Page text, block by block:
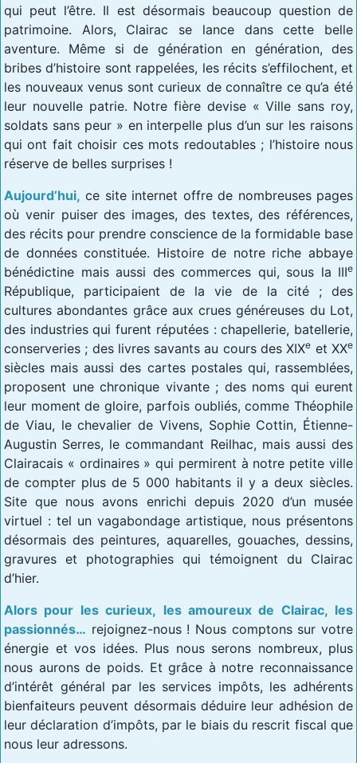
qui peut l’être. Il est désormais beaucoup question de
patrimoine. Alors, Clairac se lance dans cette belle
aventure. Même si de génération en génération, des
bribes d’histoire sont rappelées, les récits s’effilochent, et
les nouveaux venus sont curieux de connaître ce qu’a été
leur nouvelle patrie. Notre fière devise « Ville sans roy,
soldats sans peur » en interpelle plus d’un sur les raisons
qui ont fait choisir ces mots redoutables ; l’histoire nous
réserve de belles surprises !
Aujourd’hui, ce site internet offre de nombreuses pages
où venir puiser des images, des textes, des références,
des récits pour prendre conscience de la formidable base
de données constituée. Histoire de notre riche abbaye
bénédictine mais aussi des commerces qui, sous la IIIe
République, participaient de la vie de la cité ; des
cultures abondantes grâce aux crues généreuses du Lot,
des industries qui furent réputées : chapellerie, batellerie,
conserveries ; des livres savants au cours des XIXe et XXe
siècles mais aussi des cartes postales qui, rassemblées,
proposent une chronique vivante ; des noms qui eurent
leur moment de gloire, parfois oubliés, comme Théophile
de Viau, le chevalier de Vivens, Sophie Cottin, Étienne-
Augustin Serres, le commandant Reilhac, mais aussi des
Clairacais « ordinaires » qui permirent à notre petite ville
de compter plus de 5 000 habitants il y a deux siècles.
Site que nous avons enrichi depuis 2020 d’un musée
virtuel : tel un vagabondage artistique, nous présentons
désormais des peintures, aquarelles, gouaches, dessins,
gravures et photographies qui témoignent du Clairac
d’hier.
Alors pour les curieux, les amoureux de Clairac, les
passionnés… rejoignez-nous ! Nous comptons sur votre
énergie et vos idées. Plus nous serons nombreux, plus
nous aurons de poids. Et grâce à notre reconnaissance
d’intérêt général par les services impôts, les adhérents
bienfaiteurs peuvent désormais déduire leur adhésion de
leur déclaration d’impôts, par le biais du rescrit fiscal que
nous leur adressons.